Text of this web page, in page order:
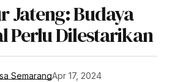
Jateng: Budaya
Perlu Dilestarikan
SemarangApr 17, 2024